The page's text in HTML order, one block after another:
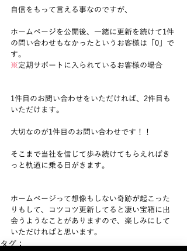
自信をもって言える事なのですが、
ホームページを公開後、一緒に更新を続けて1件
の問い合わせもなかったというお客様は「0」で
す。
※定期サポートに入られているお客様の場合
1件目のお問い合わせをいただければ、2件目も
いただけます。
大切なのが1件目のお問い合わせです！！
そこまで当社を信じて歩み続けてもらえればき
っと軌道に乗る日がきます。
ホームページって想像もしない奇跡が起こった
りもして、コツコツ更新してると凄い宝箱に出
会うようなことがありますので、楽しみにして
いただければと思います。
タグ：